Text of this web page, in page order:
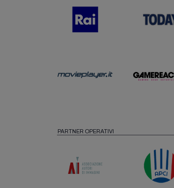
PARTNER OPERATIVI